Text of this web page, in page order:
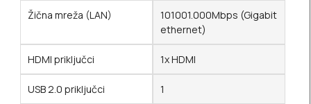
Žična mreža (LAN)
101001.000Mbps (Gigabit
ethernet)
HDMI priključci 1x HDMI
USB 2.0 priključci 1